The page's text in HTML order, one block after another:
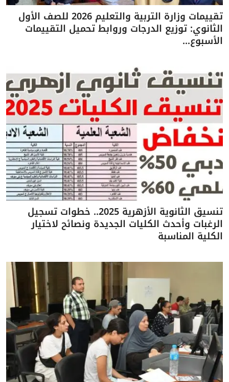
تقييمات وزارة التربية والتعليم 2026 للصف الأول
الثانوي: توزيع الدرجات وروابط تحميل التقييمات
الأسبوع...
تنسيق الثانوية الأزهرية 2025.. خطوات تسجيل
الرغبات وأحدث الكليات الجديدة ونصائح لاختيار
الكلية المناسبة